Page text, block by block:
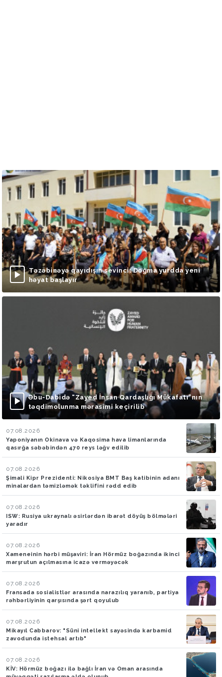
Təzəbinəyə qayıdışın sevinci: Doğma yurdda yeni
həyat başlayır
Əbu-Dabidə “Zayed İnsan Qardaşlığı Mükafatı”nın
təqdimolunma mərasimi keçirilib
07.08.2026
Yaponiyanın Okinava və Kaqosima hava limanlarında
qasırğa səbəbindən 470 reys ləğv edilib
07.08.2026
Şimali Kipr Prezidenti: Nikosiya BMT Baş katibinin adanı
minalardan təmizləmək təklifini rədd edib
07.08.2026
ISW: Rusiya ukraynalı əsirlərdən ibarət döyüş bölmələri
yaradır
07.08.2026
Xameneinin hərbi müşaviri: İran Hörmüz boğazında ikinci
marşrutun açılmasına icazə verməyəcək
07.08.2026
Fransada sosialistlər arasında narazılıq yaranıb, partiya
rəhbərliyinin qarşısında şərt qoyulub
07.08.2026
Mikayıl Cabbarov: "Süni intellekt sayəsində karbamid
zavodunda istehsal artıb"
07.08.2026
KİV: Hörmüz boğazı ilə bağlı İran və Oman arasında